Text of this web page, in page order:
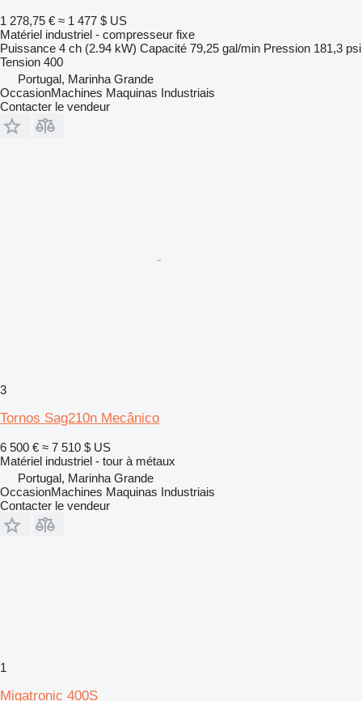
1 278,75 € ≈ 1 477 $ US
Matériel industriel - compresseur fixe
Puissance 4 ch (2.94 kW) Capacité 79,25 gal/min Pression 181,3 psi
Tension 400
Portugal, Marinha Grande
OccasionMachines Maquinas Industriais
Contacter le vendeur
3
Tornos Sag210n Mecânico
6 500 € ≈ 7 510 $ US
Matériel industriel - tour à métaux
Portugal, Marinha Grande
OccasionMachines Maquinas Industriais
Contacter le vendeur
1
Migatronic 400S